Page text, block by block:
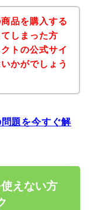
品を購入する
しまった方
トの公式サイ
かがでしょう
題を今すぐ解
えない方